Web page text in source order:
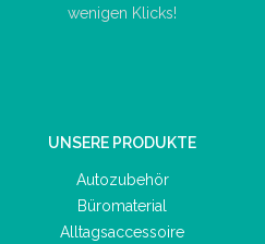
wenigen Klicks!
UNSERE PRODUKTE
Autozubehör
Büromaterial
Alltagsaccessoire